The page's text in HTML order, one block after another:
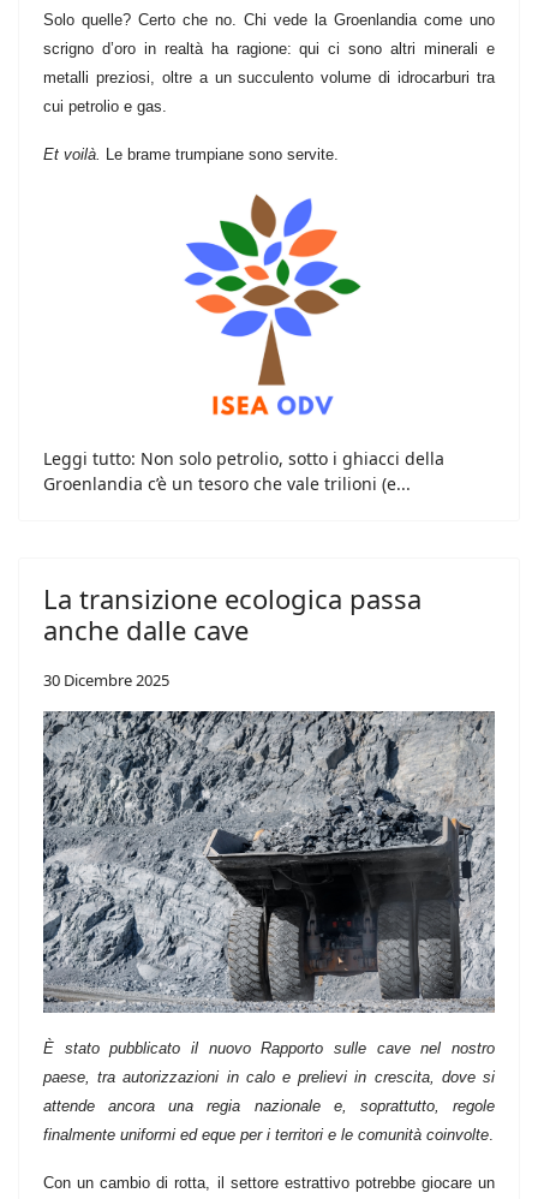
Solo quelle? Certo che no. Chi vede la Groenlandia come uno
scrigno d’oro in realtà ha ragione: qui ci sono altri minerali e
metalli preziosi, oltre a un succulento volume di idrocarburi tra
cui petrolio e gas.
Et voilà. Le brame trumpiane sono servite.
Leggi tutto: Non solo petrolio, sotto i ghiacci della
Groenlandia c’è un tesoro che vale trilioni (e...
La transizione ecologica passa
anche dalle cave
30 Dicembre 2025
È stato pubblicato il nuovo Rapporto sulle cave nel nostro
paese, tra autorizzazioni in calo e prelievi in crescita, dove si
attende ancora una regia nazionale e, soprattutto, regole
finalmente uniformi ed eque per i territori e le comunità coinvolte.
Con un cambio di rotta, il settore estrattivo potrebbe giocare un